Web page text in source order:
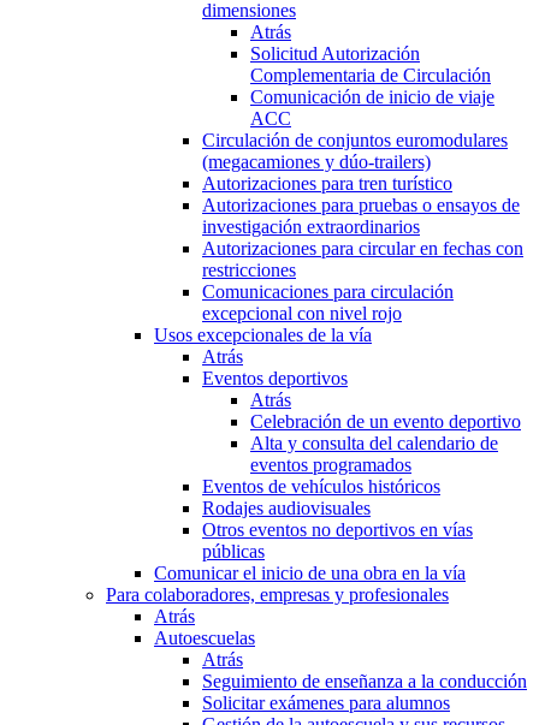
dimensiones
Atrás
Solicitud Autorización
Complementaria de Circulación
Comunicación de inicio de viaje
ACC
Circulación de conjuntos euromodulares
(megacamiones y dúo-trailers)
Autorizaciones para tren turístico
Autorizaciones para pruebas o ensayos de
investigación extraordinarios
Autorizaciones para circular en fechas con
restricciones
Comunicaciones para circulación
excepcional con nivel rojo
Usos excepcionales de la vía
Atrás
Eventos deportivos
Atrás
Celebración de un evento deportivo
Alta y consulta del calendario de
eventos programados
Eventos de vehículos históricos
Rodajes audiovisuales
Otros eventos no deportivos en vías
públicas
Comunicar el inicio de una obra en la vía
Para colaboradores, empresas y profesionales
Atrás
Autoescuelas
Atrás
Seguimiento de enseñanza a la conducción
Solicitar exámenes para alumnos